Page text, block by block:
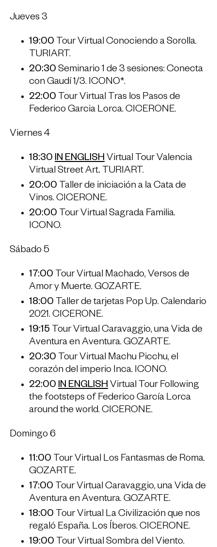
Jueves 3
19:00 Tour Virtual Conociendo a Sorolla.
TURIART.
20:30 Seminario 1 de 3 sesiones: Conecta
con Gaudí 1/3. ICONO*.
22:00 Tour Virtual Tras los Pasos de
Federico Garcia Lorca. CICERONE.
Viernes 4
18:30 IN ENGLISH Virtual Tour Valencia
Virtual Street Art. TURIART.
20:00 Taller de iniciación a la Cata de
Vinos. CICERONE.
20:00 Tour Virtual Sagrada Familia.
ICONO.
Sábado 5
17:00 Tour Virtual Machado, Versos de
Amor y Muerte. GOZARTE.
18:00 Taller de tarjetas Pop Up. Calendario
2021. CICERONE.
19:15 Tour Virtual Caravaggio, una Vida de
Aventura en Aventura. GOZARTE.
20:30 Tour Virtual Machu Picchu, el
corazón del imperio Inca. ICONO.
22:00 IN ENGLISH Virtual Tour Following
the footsteps of Federico García Lorca
around the world. CICERONE.
Domingo 6
11:00 Tour Virtual Los Fantasmas de Roma.
GOZARTE.
17:00 Tour Virtual Caravaggio, una Vida de
Aventura en Aventura. GOZARTE.
18:00 Tour Virtual La Civilización que nos
regaló España. Los Íberos. CICERONE.
19:00 Tour Virtual Sombra del Viento.